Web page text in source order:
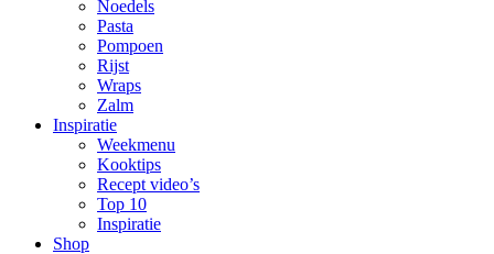
Noedels
Pasta
Pompoen
Rijst
Wraps
Zalm
Inspiratie
Weekmenu
Kooktips
Recept video’s
Top 10
Inspiratie
Shop